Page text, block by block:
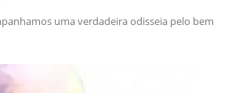
uma verdadeira odisseia pelo bem